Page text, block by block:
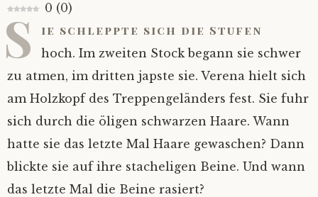
0 (0)
S ie schleppte sich die Stufen
hoch. Im zweiten Stock begann sie schwer
zu atmen, im dritten japste sie. Verena hielt sich
am Holzkopf des Treppengeländers fest. Sie fuhr
sich durch die öligen schwarzen Haare. Wann
hatte sie das letzte Mal Haare gewaschen? Dann
blickte sie auf ihre stacheligen Beine. Und wann
das letzte Mal die Beine rasiert?